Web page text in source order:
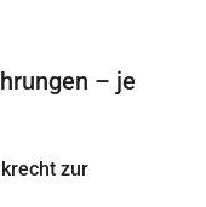
– je
zur